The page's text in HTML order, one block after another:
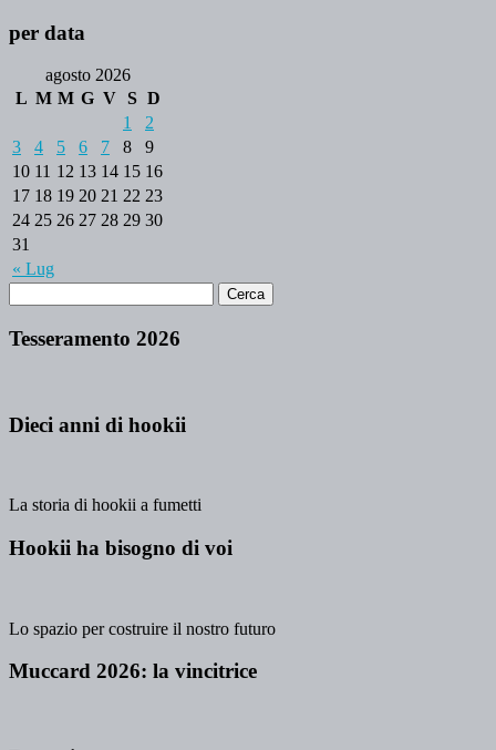
per data
agosto 2026
L M M G V S D
« Lug
1
2
3
4 5 6 7 8
9
10 11 12 13 14 15 16
17 18 19 20 21 22 23
24 25 26 27 28 29 30
31
Tesseramento 2026
Dieci anni di hookii
La storia di hookii a fumetti
Hookii ha bisogno di voi
Lo spazio per costruire il nostro futuro
Muccard 2026: la vincitrice